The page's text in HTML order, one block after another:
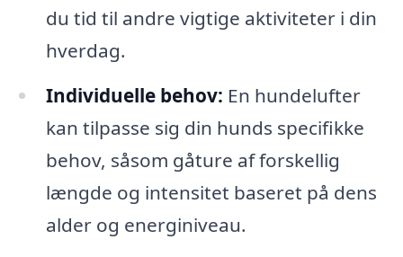
du tid til andre vigtige aktiviteter i din
hverdag.
Individuelle behov: En hundelufter
kan tilpasse sig din hunds specifikke
behov, såsom gåture af forskellig
længde og intensitet baseret på dens
alder og energiniveau.